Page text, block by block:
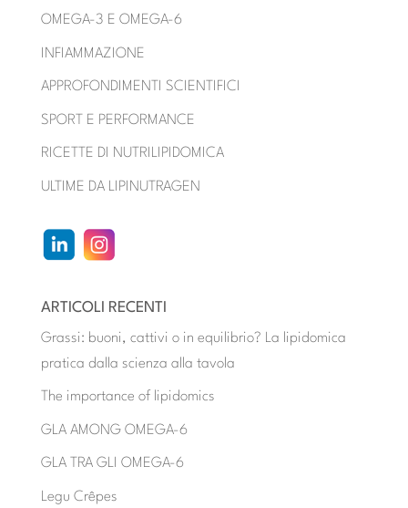
OMEGA-3 E OMEGA-6
INFIAMMAZIONE
APPROFONDIMENTI SCIENTIFICI
SPORT E PERFORMANCE
RICETTE DI NUTRILIPIDOMICA
ULTIME DA LIPINUTRAGEN
ARTICOLI RECENTI
Grassi: buoni, cattivi o in equilibrio? La lipidomica
pratica dalla scienza alla tavola
The importance of lipidomics
GLA AMONG OMEGA-6
GLA TRA GLI OMEGA-6
Legu Crêpes